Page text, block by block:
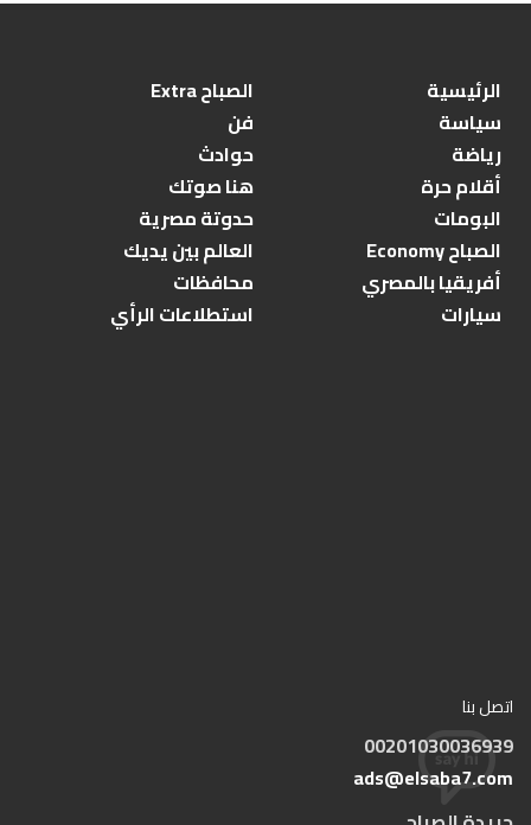
الرئيسية
الصباح Extra
سياسة
فن
رياضة
حوادث
أقلام حرة
هنا صوتك
البومات
حدوتة مصرية
الصباح Economy
العالم بين يديك
أفريقيا بالمصري
محافظات
سيارات
استطلاعات الرأي
اتصل بنا
00201030036939
ads@elsaba7.com